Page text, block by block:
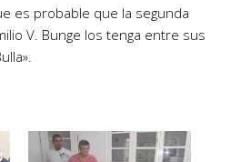
es probable que la segunda
V. Bunge los tenga entre sus